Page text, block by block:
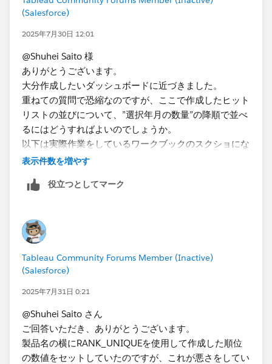
(Salesforce)
2025年7月30日 12:01
@Shuhei Saito 様
ありがとうございます。
大分作成したいダッシュボードに近づきました。
重ねての質問で恐縮なのですが、ここで作成したヒット
リストの並びについて、”選択年月の数量”の降順で並べ
るにはどうすればよいのでしょうか。
以下は実際作業をしているワークブックのスクショにな
ります。
数量”（赤〇）の合計で降順にすると、思い描いた並び
確認すると、”選択年月の数量”＋”選択年月の前年同月
の数量”を合算したもの（黄色〇）で降順されていまし
た。
表示件数を増やす
役立つとしてマーク
Tableau Community Forums Member (Inactive)
(Salesforce)
2025年7月31日 0:21
@Shuhei Saito さん
ご回答いただき、ありがとうございます。
製品名の横にRANK_UNIQUEを使用して作成した順位
の数値をセットしていたのですが、これが悪さをしてい